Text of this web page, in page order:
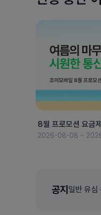
8월 프로모션 요금제
2026-08-08 ~
공지 일반 유심